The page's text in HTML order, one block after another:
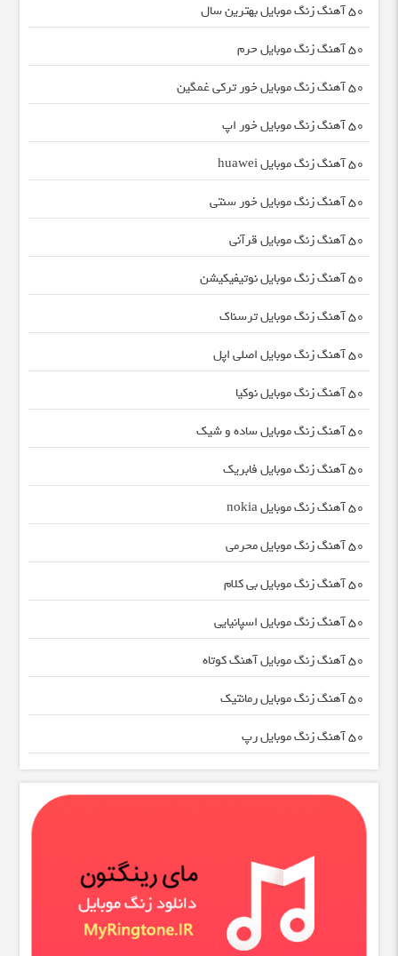
50 آهنگ زنگ موبایل بهترین سال
50 آهنگ زنگ موبایل حرم
50 آهنگ زنگ موبایل خور ترکی غمگین
50 آهنگ زنگ موبایل خور اپ
50 آهنگ زنگ موبایل huawei
50 آهنگ زنگ موبایل خور سنتی
50 آهنگ زنگ موبایل قرآنی
50 آهنگ زنگ موبایل نوتیفیکیشن
50 آهنگ زنگ موبایل ترسناک
50 آهنگ زنگ موبایل اصلی اپل
50 آهنگ زنگ موبایل نوکیا
50 آهنگ زنگ موبایل ساده و شیک
50 آهنگ زنگ موبایل فابریک
50 آهنگ زنگ موبایل nokia
50 آهنگ زنگ موبایل محرمی
50 آهنگ زنگ موبایل بی کلام
50 آهنگ زنگ موبایل اسپانیایی
50 آهنگ زنگ موبایل آهنگ کوتاه
50 آهنگ زنگ موبایل رمانتیک
50 آهنگ زنگ موبایل رپ